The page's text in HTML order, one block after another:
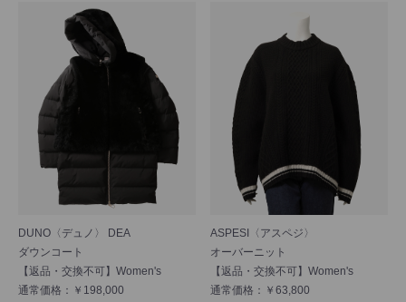
DUNO〈デュノ〉 DEA
ダウンコート
【返品・交換不可】Women's
通常価格：￥198,000
ASPESI〈アスペジ〉
オーバーニット
【返品・交換不可】Women's
通常価格：￥63,800